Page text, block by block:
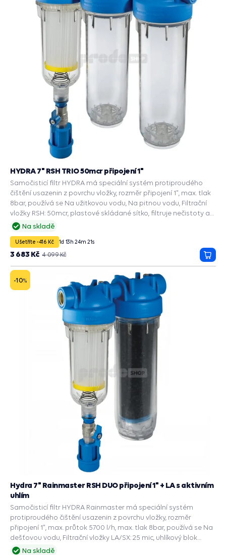
Na skladě
HYDRA 7" RSH TRIO 50mcr připojení 1"
Samočisticí filtr HYDRA má speciální systém protiproudého
čištění usazenin z povrchu vložky, rozměr připojení 1", max. tlak
8bar, používá se Na užitkovou vodu, Na pitnou vodu, Filtrační
vložky RSH: 50mcr, plastové skládané sítko, filtruje nečistoty a
usazeniny.
Ušetříte -416 Kč 1d 13h 24m 20s
4 099 Kč
3 683 Kč
do
-10%
Na skladě
Hydra 7" Rainmaster RSH DUO připojení 1" + LA s aktivním
uhlím
Samočisticí filtr HYDRA Rainmaster má speciální systém
protiproudého čištění usazenin z povrchu vložky, rozměr
připojení 1", max. průtok 5700 l/h, max. tlak 8bar, používá se Na
dešťovou vodu, Filtrační vložky LA/SX: 25 mic, uhlíkový blok
odstraňuje nežádoucí zápach a chuť vody, RSH: 50mcr,